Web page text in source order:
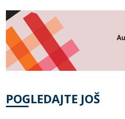
POGLEDAJTE JOŠ